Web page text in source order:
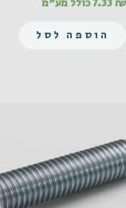
מתוך7.33 ₪ כולל מע"מ
הוספה לסל